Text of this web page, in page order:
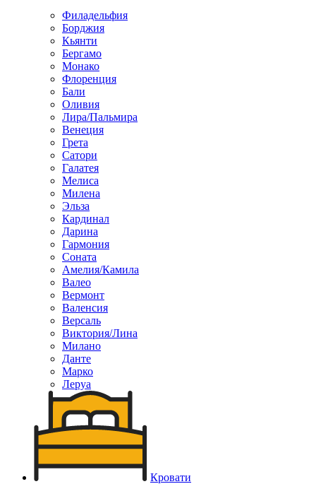
Филадельфия
Борджия
Кьянти
Бергамо
Монако
Флоренция
Бали
Оливия
Лира/Пальмира
Венеция
Грета
Сатори
Галатея
Мелиса
Милена
Эльза
Кардинал
Дарина
Гармония
Соната
Амелия/Камила
Валео
Вермонт
Валенсия
Версаль
Виктория/Лина
Милано
Данте
Марко
Леруа
Кровати